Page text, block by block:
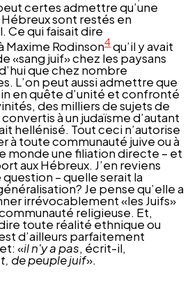
certes admettre qu’une
sont restés en
Ce qui faisait dire
Rodinson4qu’il y avait
«sang juif» chez les paysans
que chez nombre
L’on peut aussi admettre que
en quête d’unité et confronté
des milliers de sujets de
à un judaïsme d’autant
hellénisé. Tout ceci n’autorise
à toute communauté juive ou à
monde une filiation directe – et
aux Hébreux. J’en reviens
– quelle serait la
Je pense qu’elle a
irrévocablement «les Juifs»
religieuse. Et,
toute réalité ethnique ou
d’ailleurs parfaitement
«il n'y a pas, écrit-il,
de peuple juif».